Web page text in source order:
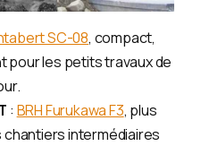
SC-08, compact,
pour les petits travaux de
: BRH Furukawa F3, plus
chantiers intermédiaires